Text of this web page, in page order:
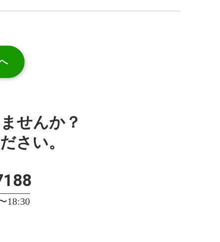
せんか？
さい。
18:30